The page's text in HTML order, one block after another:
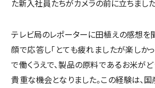
た新入社員たちがカメラの前に立ちました
テレビ局のレポーターに田植えの感想
顔で応答し「とても疲れましたが楽しか
で働くうえで、製品の原料であるお米が
貴重な機会となりました。この経験は、